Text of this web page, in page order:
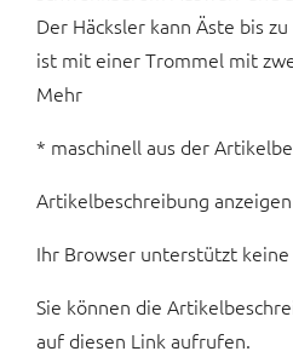
Der Häcksler kann Äste bis
ist mit einer Trommel mit
Mehr
* maschinell aus der
Artikelbeschreibung anzeigen
Ihr Browser unterstützt keine
Sie können die
auf diesen Link aufrufen.